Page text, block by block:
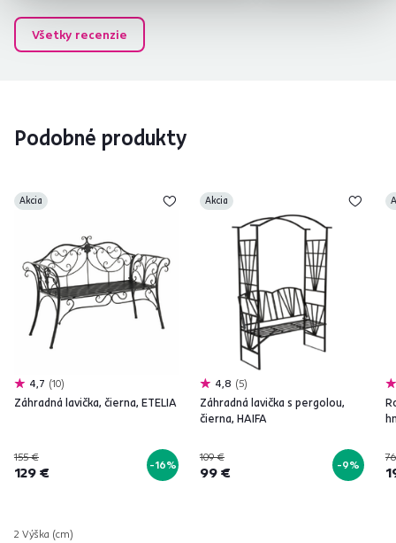
Všetky recenzie
Podobné produkty
Akcia
4,7 10
Záhradná lavička, čierna, ETELIA
155 €
129 € -16%
2 Výška (cm)
Akcia
4,8 5
Záhradná lavička s pergolou,
čierna, HAIFA
109 €
99 € -9%